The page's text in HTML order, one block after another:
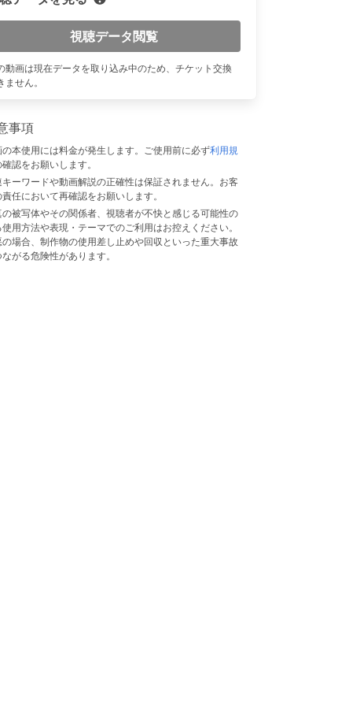
視聴データ閲覧
動画は現在データを取り込み中のため、チケット交換
ません。
事項
の本使用には料金が発生します。ご使用前に必ず利用規
確認をお願いします。
キーワードや動画解説の正確性は保証されません。お客
任において再確認をお願いします。
の被写体やその関係者、視聴者が不快と感じる可能性の
使用方法や表現・テーマでのご利用はお控えください。
の場合、制作物の使用差し止めや回収といった重大事故
ながる危険性があります。